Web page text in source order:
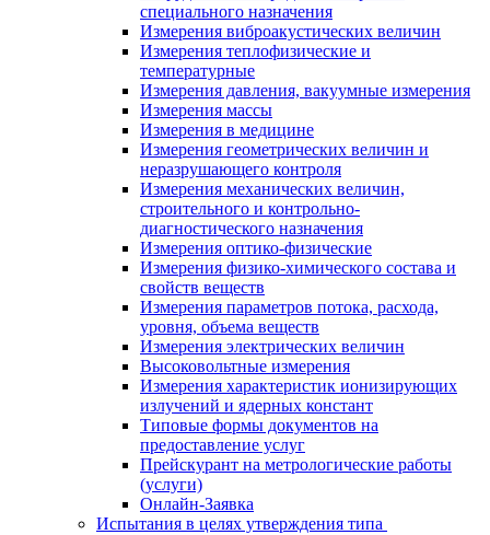
специального назначения
Измерения виброакустических величин
Измерения теплофизические и
температурные
Измерения давления, вакуумные измерения
Измерения массы
Измерения в медицине
Измерения геометрических величин и
неразрушающего контроля
Измерения механических величин,
строительного и контрольно-
диагностического назначения
Измерения оптико-физические
Измерения физико-химического состава и
свойств веществ
Измерения параметров потока, расхода,
уровня, объема веществ
Измерения электрических величин
Высоковольтные измерения
Измерения характеристик ионизирующих
излучений и ядерных констант
Типовые формы документов на
предоставление услуг
Прейскурант на метрологические работы
(услуги)
Онлайн-Заявка
Испытания в целях утверждения типа